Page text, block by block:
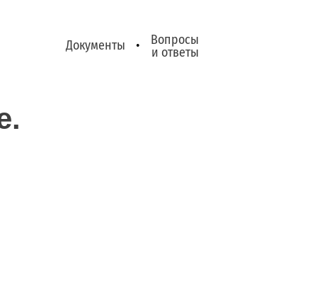
Документы •
Вопросы
и ответы